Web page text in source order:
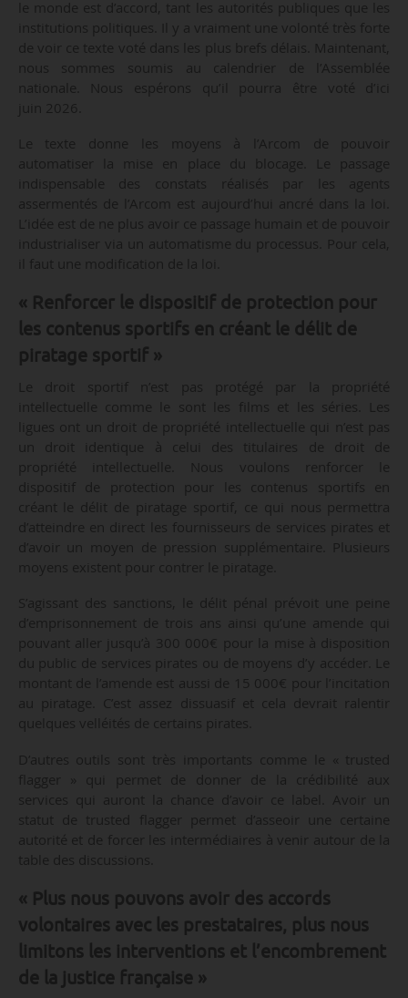
le monde est d’accord, tant les autorités publiques que les
institutions politiques. Il y a vraiment une volonté très forte
de voir ce texte voté dans les plus brefs délais. Maintenant,
nous sommes soumis au calendrier de l’Assemblée
nationale. Nous espérons qu’il pourra être voté d’ici
juin 2026.
Le texte donne les moyens à l’Arcom de pouvoir
automatiser la mise en place du blocage. Le passage
indispensable des constats réalisés par les agents
assermentés de l’Arcom est aujourd’hui ancré dans la loi.
L’idée est de ne plus avoir ce passage humain et de pouvoir
industrialiser via un automatisme du processus. Pour cela,
il faut une modification de la loi.
« Renforcer le dispositif de protection pour
les contenus sportifs en créant le délit de
piratage sportif »
Le droit sportif n’est pas protégé par la propriété
intellectuelle comme le sont les films et les séries. Les
ligues ont un droit de propriété intellectuelle qui n’est pas
un droit identique à celui des titulaires de droit de
propriété intellectuelle. Nous voulons renforcer le
dispositif de protection pour les contenus sportifs en
créant le délit de piratage sportif, ce qui nous permettra
d’atteindre en direct les fournisseurs de services pirates et
d’avoir un moyen de pression supplémentaire. Plusieurs
moyens existent pour contrer le piratage.
S’agissant des sanctions, le délit pénal prévoit une peine
d’emprisonnement de trois ans ainsi qu’une amende qui
pouvant aller jusqu’à 300 000€ pour la mise à disposition
du public de services pirates ou de moyens d’y accéder. Le
montant de l’amende est aussi de 15 000€ pour l’incitation
au piratage. C’est assez dissuasif et cela devrait ralentir
quelques velléités de certains pirates.
D’autres outils sont très importants comme le « trusted
flagger » qui permet de donner de la crédibilité aux
services qui auront la chance d’avoir ce label. Avoir un
statut de trusted flagger permet d’asseoir une certaine
autorité et de forcer les intermédiaires à venir autour de la
table des discussions.
« Plus nous pouvons avoir des accords
volontaires avec les prestataires, plus nous
limitons les interventions et l’encombrement
de la justice française »